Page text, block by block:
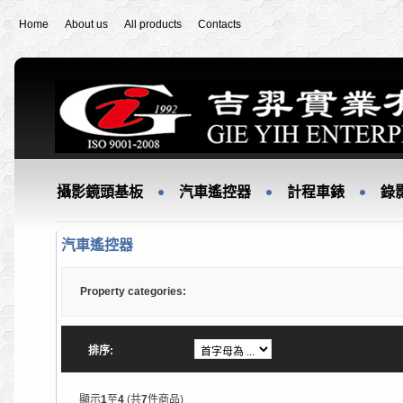
Home About us All products Contacts
攝影鏡頭基板 汽車遙控器 計程車錶 錄
汽車遙控器
Property categories:
排序:
顯示1至4 (共7件商品)